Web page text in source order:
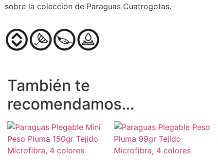
sobre la colección de Paraguas Cuatrogotas.
También te
recomendamos…